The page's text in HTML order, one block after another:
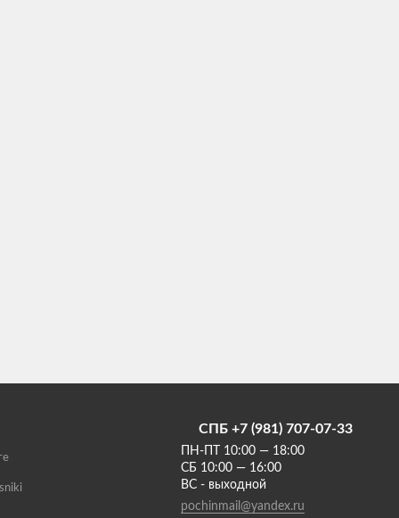
СПБ +7 (981) 707-07-33
ПН-ПТ 10:00 — 18:00
СБ 10:00 — 16:00
ВС - выходной
pochinmail@yandex.ru